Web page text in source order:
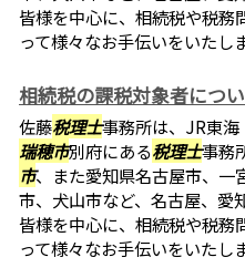
皆様を中心に、相続税や税務
って様々なお手伝いをいたし
相続税の課税対象者につ
佐藤税理士事務所は、JR東
瑞穂市別府にある税理士事務
市、また愛知県名古屋市、一
市、犬山市など、名古屋、愛
皆様を中心に、相続税や税務
って様々なお手伝いをいたし